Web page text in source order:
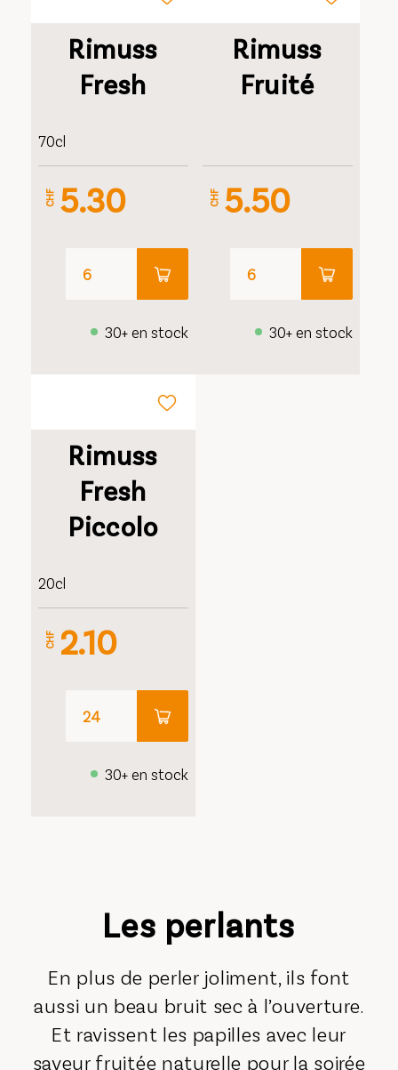
Rimuss
Fresh
70cl
30+ en stock
CHF 5.30
Rimuss
Fruité
30+ en stock
CHF 5.50
Rimuss
Fresh
Piccolo
20cl
30+ en stock
CHF 2.10
Les perlants
En plus de perler joliment, ils font
aussi un beau bruit sec à l’ouverture.
Et ravissent les papilles avec leur
saveur fruitée naturelle pour la soirée